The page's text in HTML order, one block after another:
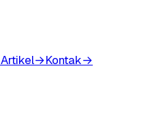
Artikel→Kontak→